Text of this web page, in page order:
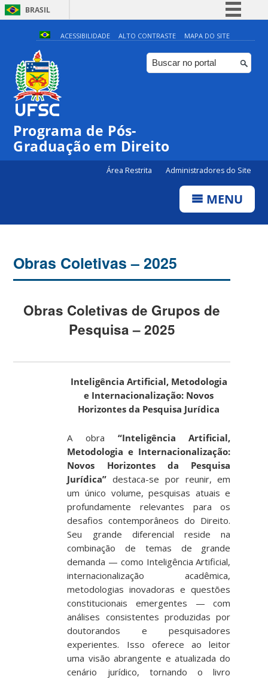
BRASIL
Simplifique!
Comunica BR
Participe
ACESSIBILIDADE ALTO CONTRASTE MAPA DO SITE
Programa de Pós-
Graduação em Direito
Área Restrita Administradores do Site
MENU
Obras Coletivas – 2025
Obras Coletivas de Grupos de
Pesquisa – 2025
Inteligência Artificial, Metodologia
e Internacionalização: Novos
Horizontes da Pesquisa Jurídica
A obra “Inteligência Artificial,
Metodologia e Internacionalização:
Novos Horizontes da Pesquisa
Jurídica” destaca-se por reunir, em
um único volume, pesquisas atuais e
profundamente relevantes para os
desafios contemporâneos do Direito.
Seu grande diferencial reside na
combinação de temas de grande
demanda — como Inteligência Artificial,
internacionalização acadêmica,
metodologias inovadoras e questões
constitucionais emergentes — com
análises consistentes produzidas por
doutorandos e pesquisadores
experientes. Isso oferece ao leitor
uma visão abrangente e atualizada do
cenário jurídico, tornando o livro